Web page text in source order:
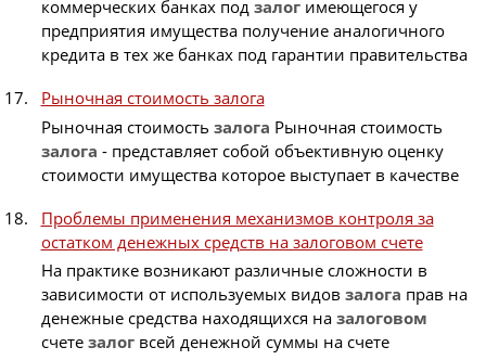
коммерческих банках под залогимеющегося у
предприятия имущества получение аналогичного
кредита в тех же банках под гарантии правительства
Рыночная стоимость залога
Рыночная стоимость залога Рыночная стоимость
залога - представляет собой объективную оценку
стоимости имущества которое выступает в качестве
Проблемы применения механизмов контроля за
остатком денежных средств на залоговом счете
На практике возникают различные сложности в
зависимости от используемых видов залога прав на
денежные средства находящихся на залоговом
счете залогвсей денежной суммы на счете